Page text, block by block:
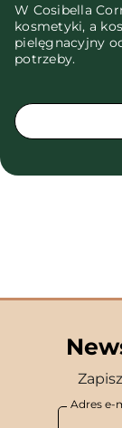
W Cosibella
kosmetyki, a
pielęgnacyjny
potrzeby.
Adres e-